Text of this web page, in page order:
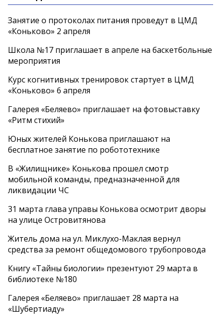
Занятие о протоколах питания проведут в ЦМД
«Коньково» 2 апреля
Школа №17 приглашает в апреле на баскетбольные
мероприятия
Курс когнитивных тренировок стартует в ЦМД
«Коньково» 6 апреля
Галерея «Беляево» приглашает на фотовыставку
«Ритм стихий»
Юных жителей Конькова приглашают на
бесплатное занятие по робототехнике
В «Жилищнике» Конькова прошел смотр
мобильной команды, предназначенной для
ликвидации ЧС
31 марта глава управы Конькова осмотрит дворы
на улице Островитянова
Житель дома на ул. Миклухо-Маклая вернул
средства за ремонт общедомового трубопровода
Книгу «Тайны биологии» презентуют 29 марта в
библиотеке №180
Галерея «Беляево» приглашает 28 марта на
«Шубертиаду»